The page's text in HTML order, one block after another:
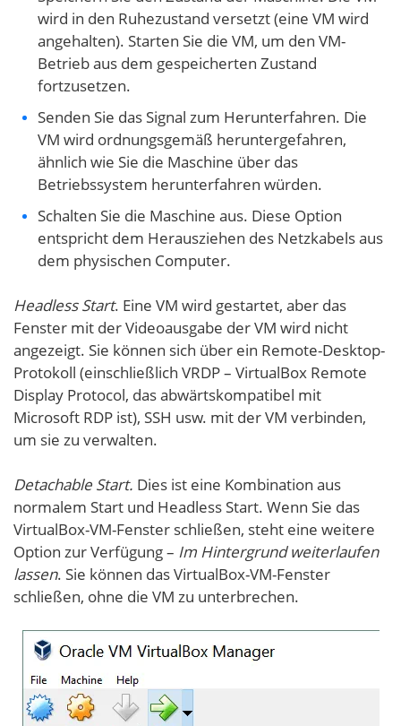
wird in den Ruhezustand versetzt (eine VM wird
angehalten). Starten Sie die VM, um den VM-
Betrieb aus dem gespeicherten Zustand
fortzusetzen.
Senden Sie das Signal zum Herunterfahren. Die
VM wird ordnungsgemäß heruntergefahren,
ähnlich wie Sie die Maschine über das
Betriebssystem herunterfahren würden.
Schalten Sie die Maschine aus. Diese Option
entspricht dem Herausziehen des Netzkabels aus
dem physischen Computer.
Headless Start. Eine VM wird gestartet, aber das
Fenster mit der Videoausgabe der VM wird nicht
angezeigt. Sie können sich über ein Remote-Desktop-
Protokoll (einschließlich VRDP – VirtualBox Remote
Display Protocol, das abwärtskompatibel mit
Microsoft RDP ist), SSH usw. mit der VM verbinden,
um sie zu verwalten.
Detachable Start. Dies ist eine Kombination aus
normalem Start und Headless Start. Wenn Sie das
VirtualBox-VM-Fenster schließen, steht eine weitere
Option zur Verfügung – Im Hintergrund weiterlaufen
lassen. Sie können das VirtualBox-VM-Fenster
schließen, ohne die VM zu unterbrechen.